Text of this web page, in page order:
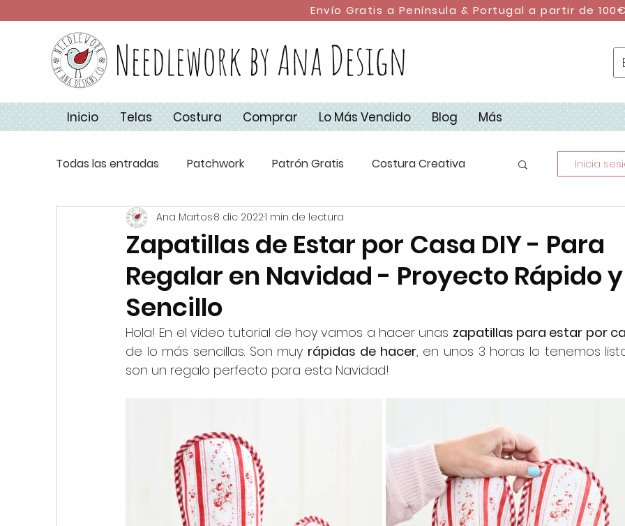
Envío Gratis a Península & Portugal a partir de
Needlework by Ana Design
Inicio Telas Costura Comprar Lo Más Vendido Blog Más
Todas las entradas Patchwork Patrón Gratis Costura Creativa
Técnicas de Costura Apliquick Costura con Retales
Básicos de Costura Navidad Campus de Costura 2023
My First Stitches
Inicia
Zapatillas de Estar por Casa DIY - Para
Regalar en Navidad - Proyecto Rápido y
Sencillo
Ana Martos8 dic 20221 min de lectura
Hola! En el video tutorial de hoy vamos a hacer unas zapatillas para estar por
de lo más sencillas. Son muy rápidas de hacer, en unos 3 horas lo tenemos
son un regalo perfecto para esta Navidad!